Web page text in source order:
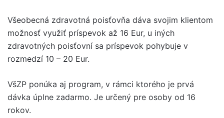
Všeobecná zdravotná poisťovňa dáva svojim klientom
možnosť využiť príspevok až 16 Eur, u iných
zdravotných poisťovní sa príspevok pohybuje v
rozmedzí 10 – 20 Eur.
VšZP ponúka aj program, v rámci ktorého je prvá
dávka úplne zadarmo. Je určený pre osoby od 16
rokov.